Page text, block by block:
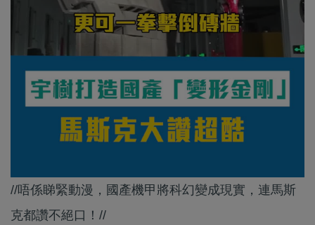
//唔係睇緊動漫，國產機甲將科幻變成現實，連馬斯
克都讚不絕口！//